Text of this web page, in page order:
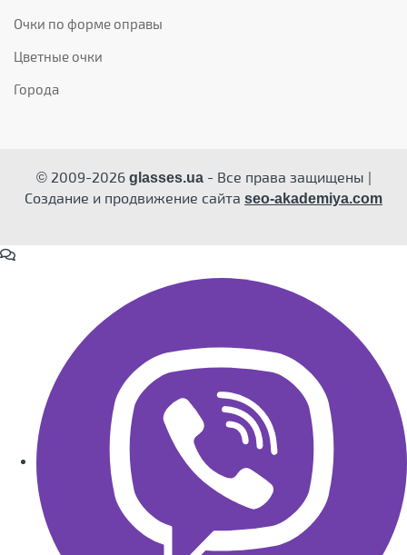
Очки по форме оправы
Цветные очки
Города
© 2009-2026glasses.ua- Все права защищены |
Создание и продвижение сайта seo-akademiya.com